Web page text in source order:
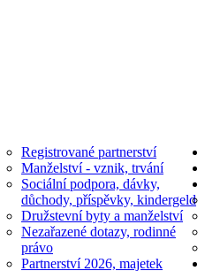
Registrované partnerství
Manželství - vznik, trvání
Sociální podpora, dávky,
důchody, příspěvky, kindergeld
Družstevní byty a manželství
Nezařazené dotazy, rodinné
právo
Partnerství 2026, majetek